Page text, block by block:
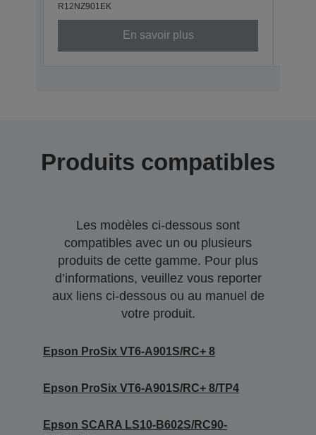
R12NZ901EK
En savoir plus
Produits compatibles
Les modèles ci-dessous sont
compatibles avec un ou plusieurs
produits de cette gamme. Pour plus
d’informations, veuillez vous reporter
aux liens ci-dessous ou au manuel de
votre produit.
Epson ProSix VT6-A901S/RC+ 8
Epson ProSix VT6-A901S/RC+ 8/TP4
Epson SCARA LS10-B602S/RC90-